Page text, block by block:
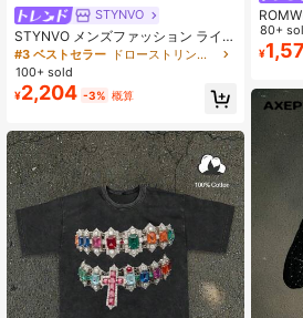
STYNVO
STYNVO メンズファッション ライン
ストーン装飾 半袖Tシャツ (ランダム
シルバーパウダー)
#3 ベストセラー
ドローストリング メンズTシャツ
100+ sold
¥2,204 -3% 概算
ュアル
スリー
80+
¥